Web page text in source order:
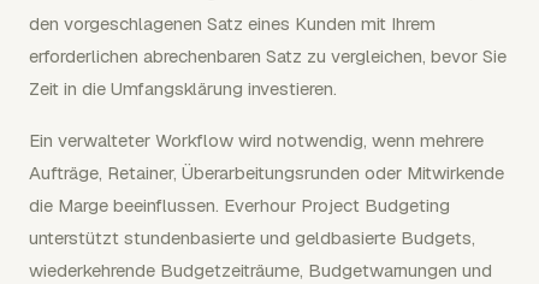
den vorgeschlagenen Satz eines Kunden mit Ihrem
erforderlichen abrechenbaren Satz zu vergleichen, bevor Sie
Zeit in die Umfangsklärung investieren.
Ein verwalteter Workflow wird notwendig, wenn mehrere
Aufträge, Retainer, Überarbeitungsrunden oder Mitwirkende
die Marge beeinflussen. Everhour Project Budgeting
unterstützt stundenbasierte und geldbasierte Budgets,
wiederkehrende Budgetzeiträume, Budgetwarnungen und